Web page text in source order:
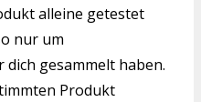
alleine getestet
nur um
gesammelt haben.
Produkt